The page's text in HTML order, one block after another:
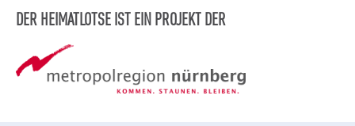
DER HEIMATLOTSE IST EIN PROJEKT DER